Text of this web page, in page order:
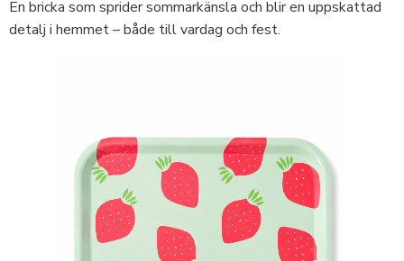
En bricka som sprider sommarkänsla och blir en uppskattad
detalj i hemmet – både till vardag och fest.